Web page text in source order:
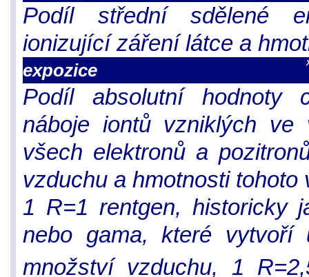
Podíl střední sdělené
ionizující záření látce a
expozice
Podíl absolutní hodnoty
náboje iontů vzniklých ve
všech elektronů a
vzduchu a hmotnosti tohoto
1 R=1 rentgen, historicky
nebo gama, které vytvoří
množství vzduchu, 1